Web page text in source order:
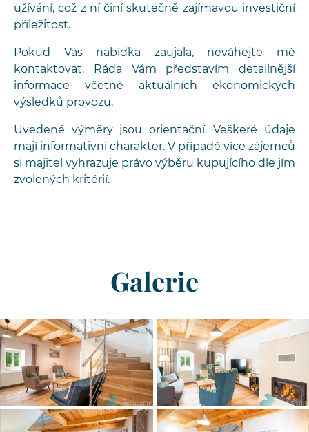
užívání, což z ní činí skutečně zajímavou investiční
příležitost.
Pokud Vás nabídka zaujala, neváhejte mě
kontaktovat. Ráda Vám představím detailnější
informace včetně aktuálních ekonomických
výsledků provozu.
Uvedené výměry jsou orientační. Veškeré údaje
mají informativní charakter. V případě více zájemců
si majitel vyhrazuje právo výběru kupujícího dle jím
zvolených kritérií.
Galerie